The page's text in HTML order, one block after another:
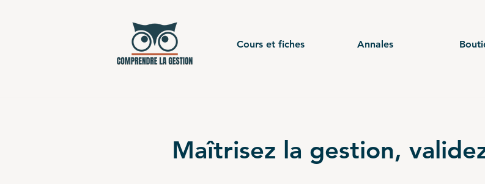
Cours et fiches Annales
Maîtrisez la gestion,